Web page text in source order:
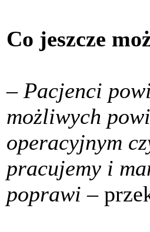
Co jeszcze
– Pacjenci
możliwych
operacyjnym
pracujemy i
poprawi –